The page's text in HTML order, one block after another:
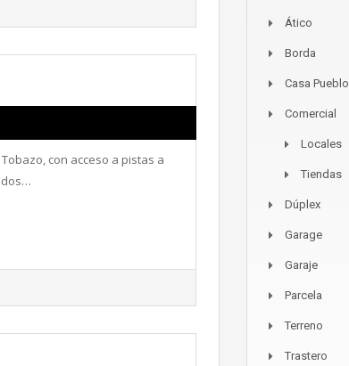
con acceso a pistas a
dos…
Ático
Borda
Casa Pueblo
Comercial
Locales
Tiendas
Dúplex
Garage
Garaje
Parcela
Terreno
Trastero